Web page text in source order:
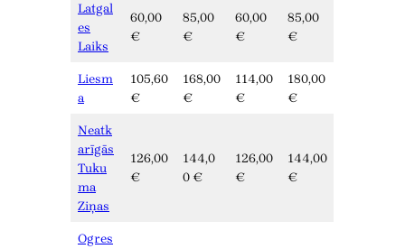
Latgal
es
Laiks
60,00
€
85,00
€
60,00
€
85,00
€
Liesm
a
105,60
€
168,00
€
114,00
€
180,00
€
Neatk
arīgās
Tuku
ma
Ziņas
126,00
€
144,0
0 €
126,00
€
144,00
€
Ogres